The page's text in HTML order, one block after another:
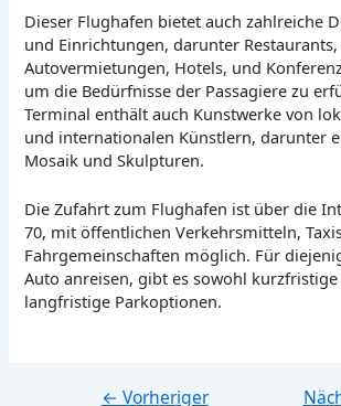
Dieser Flughafen bietet auch zahlreiche
und Einrichtungen, darunter Restaurants,
Autovermietungen, Hotels, und
um die Bedürfnisse der Passagiere zu
Terminal enthält auch Kunstwerke von
und internationalen Künstlern, darunter
Mosaik und Skulpturen.
Die Zufahrt zum Flughafen ist über die
70, mit öffentlichen Verkehrsmitteln,
Fahrgemeinschaften möglich. Für
Auto anreisen, gibt es sowohl kurzfristige
langfristige Parkoptionen.
Beitragsnavigation
← Vorheriger